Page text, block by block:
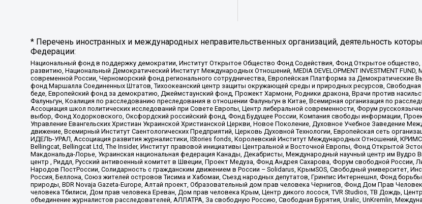
* Перечень иностранных и международных неправительственных организаций, деятельность
Федерации:
Национальный фонд в поддержку демократии, Институт Открытое Общество Фонд Содействия, Фонд Открытое
развитию, Национальный Демократический Институт Международных Отношений, MEDIA DEVELOPMENT INVESTMENT
современной России, Черноморский фонд регионального сотрудничества, Европейская Платформа за Демократические
фонд Маршалла Соединенных Штатов, Тихоокеанский центр защиты окружающей среды и природных ресурсов, Свободная
беде, Европейский фонд за демократию, Джеймстаунский фонд, Прожект Хармони, Родники дракона, Врачи против
Фалуньгун, Коалиция по расследованию преследования в отношении Фалуньгун в Китае, Всемирная организация по
Ассоциация школ политических исследований при Совете Европы, Центр либеральной современности, Форум
выбор, Фонд Ходорковского, Оксфордский российский фонд, Фонд Будущее России, Компания свободы информации,
Управление Евангельских Христиан Украинской Христианской Церкви, Новое Поколение, Духовное Учебное Заведение
движение, Всемирный Институт Саентологических Предприятий, Церковь Духовной Технологии, Европейская сеть
ИДЕЛЬ-УРАЛ, Ассоциация развития журналистики, IStories fonds, Королевский Институт Международных Отношений,
Bellingcat, Bellingcat Ltd, The Insider, Институт правовой инициативы Центральной и Восточной Европы, Фонд Открытой
Макдональда-Лорье, Украинская национальная федерация Канады, Декабристы, Международный научный центр им Вудро
центр , Риддл, Русский антивоенный комитет в Швеции, Проект Медуза, Фонд Андрея Сахарова, Форум свободной России,
Народов ПостРоссии, Солидарность с гражданским движением в России – Solidarus, КрымSOS, Свободный университет,
Россия, Беллона, Союз жителей островов Тисима и Хабомаи, Съезд народных депутатов, Гринпис Интернешнл, Фонд
природы, BDR Novaja Gazeta-Europe, Алтай проект, Образовательный дом прав человека Чернигов, Фонд Дом Прав
человека Тбилиси, Дом прав человека Ереван, Дом прав человека Крым, Центр дикого лосося, TVR Studios, ТВ Дождь,
объединение журналистов расследователей, АЛЛАТРА, За свободную Россию, Свободная Бурятия, Uralic, UnKremlin,